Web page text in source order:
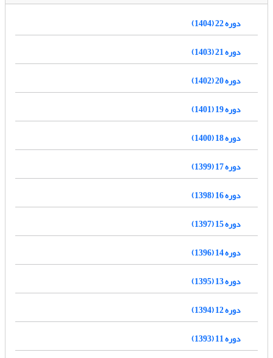
دوره 22 (1404)
دوره 21 (1403)
دوره 20 (1402)
دوره 19 (1401)
دوره 18 (1400)
دوره 17 (1399)
دوره 16 (1398)
دوره 15 (1397)
دوره 14 (1396)
دوره 13 (1395)
دوره 12 (1394)
دوره 11 (1393)